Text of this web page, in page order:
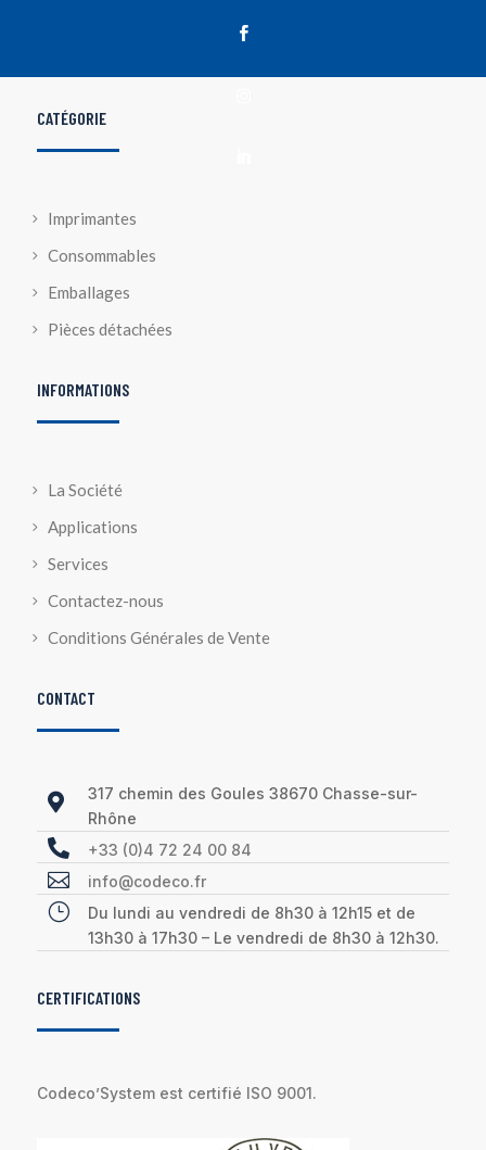

CATÉGORIE
Imprimantes
Consommables
Emballages
Pièces détachées
INFORMATIONS
La Société
Applications
Services
Contactez-nous
Conditions Générales de Vente
CONTACT

317 chemin des Goules 38670 Chasse-sur-
Rhône
 +33 (0)4 72 24 00 84
 info@codeco.fr
}
Du lundi au vendredi de 8h30 à 12h15 et de
13h30 à 17h30 – Le vendredi de 8h30 à 12h30.
CERTIFICATIONS
Codeco’System est certifié ISO 9001.